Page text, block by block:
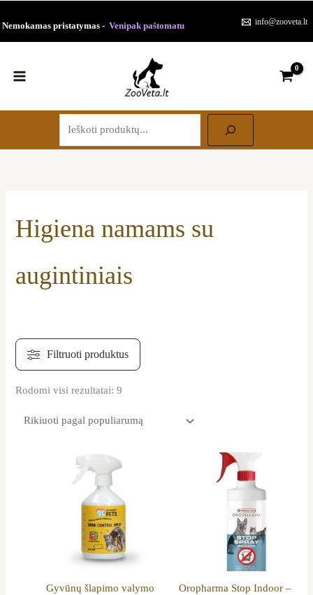
prie
Nemokamas pristatymas - Venipak paštomatu info@zooveta.lt
Higiena namams su
augintiniais
Rodomi visi rezultatai: 9
pagal
Gyvūnų šlapimo valymo
Oropharma Stop Indoor –